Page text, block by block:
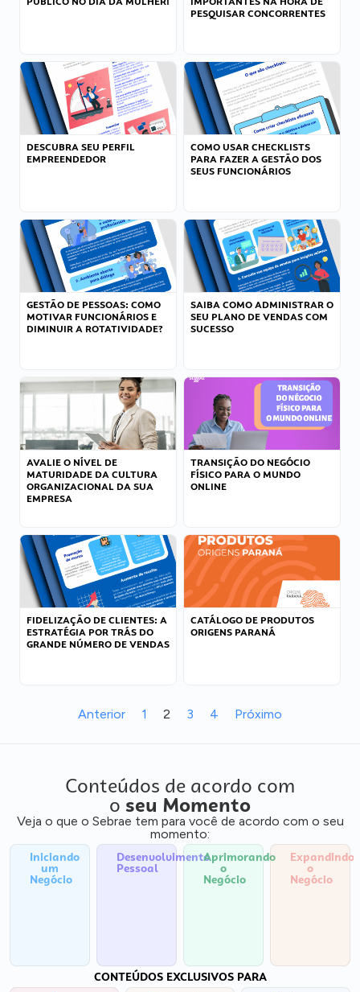
PESQUISAR CONCORRENTES
DESCUBRA SEU PERFIL
EMPREENDEDOR
COMO USAR CHECKLISTS
PARA FAZER A GESTÃO DOS
SEUS FUNCIONÁRIOS
GESTÃO DE PESSOAS: COMO
MOTIVAR FUNCIONÁRIOS E
DIMINUIR A ROTATIVIDADE?
SAIBA COMO ADMINISTRAR O
SEU PLANO DE VENDAS COM
SUCESSO
AVALIE O NÍVEL DE
MATURIDADE DA CULTURA
ORGANIZACIONAL DA SUA
EMPRESA
TRANSIÇÃO DO NEGÓCIO
FÍSICO PARA O MUNDO
ONLINE
FIDELIZAÇÃO DE CLIENTES: A
ESTRATÉGIA POR TRÁS DO
GRANDE NÚMERO DE VENDAS
CATÁLOGO DE PRODUTOS
ORIGENS PARANÁ
Anterior 1 2 3 4 Próximo
Conteúdos de acordo com
o seu Momento
Veja o que o Sebrae tem para você de acordo com o seu
momento:
Iniciando
um
Negócio
Desenvolvimento
Pessoal
Aprimorando
o
Negócio
Expandindo
o
Negócio
CONTEÚDOS EXCLUSIVOS PARA